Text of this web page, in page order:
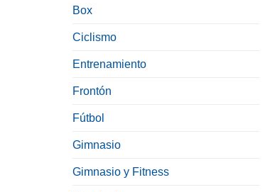
Box
Ciclismo
Entrenamiento
Frontón
Fútbol
Gimnasio
Gimnasio y Fitness